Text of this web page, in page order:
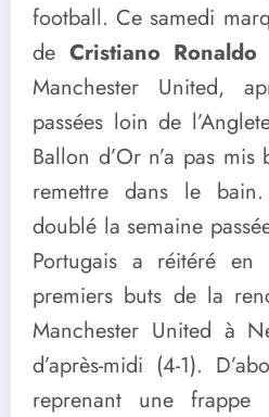
football. Ce samedi
de Cristiano Ronaldo
Manchester United,
passées loin de
Ballon d’Or n’a pas
remettre dans le
doublé la semaine
Portugais a réitéré en
premiers buts de la
Manchester United à
d’après-midi (4-1).
reprenant une frappe